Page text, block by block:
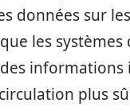
données sur
les
plus